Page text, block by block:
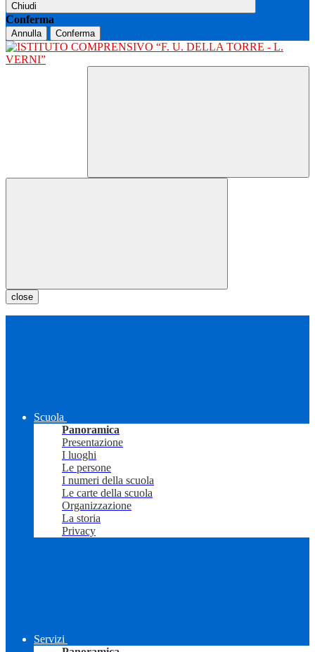
Chiudi
Conferma
Annulla Conferma
close
Scuola
Panoramica
Presentazione
I luoghi
Le persone
I numeri della scuola
Le carte della scuola
Organizzazione
La storia
Privacy
Servizi